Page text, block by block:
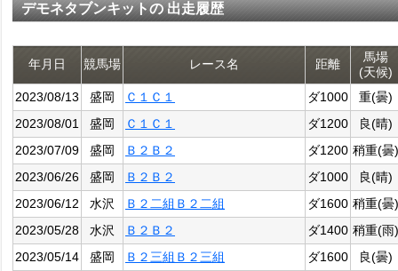
デモネタブンキットの 出走履歴
年月日 競馬場 レース名 距離
馬場
(天候)
2023/08/13
盛岡 Ｃ１Ｃ１ ダ1000
重(曇)
2023/08/01
盛岡 Ｃ１Ｃ１ ダ1200
良(晴)
2023/07/09
盛岡 Ｂ２Ｂ２ ダ1200 稍重(曇)
2023/06/26
盛岡 Ｂ２Ｂ２ ダ1000
良(晴)
2023/06/12
水沢 Ｂ２二組Ｂ２二組 ダ1600 稍重(曇)
2023/05/28
水沢 Ｂ２Ｂ２ ダ1400 稍重(雨)
2023/05/14
盛岡 Ｂ２三組Ｂ２三組 ダ1600 良(曇)